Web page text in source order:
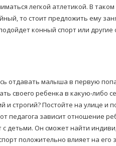
легкой атлетикой. В таком
то стоит предложить ему
конный спорт или другие
отдавать малыша в первую
своего ребенка в какую-либо
строгий? Постойте на улице и
педагога зависит отношение
детьми. Он сможет найти
положительно влияет на его